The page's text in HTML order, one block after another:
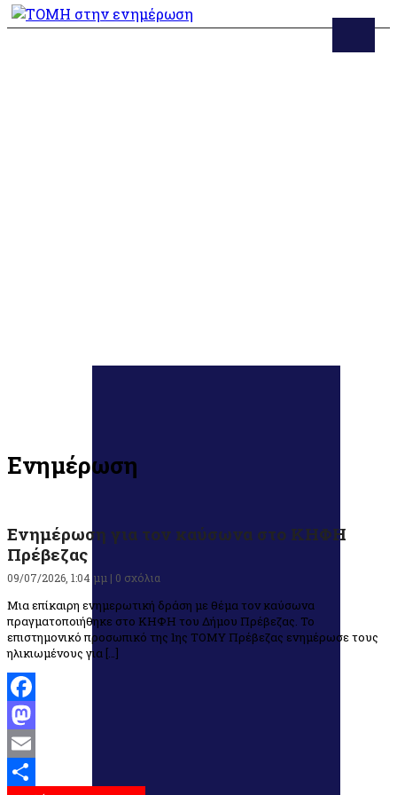
Ενημέρωση
Ενημέρωση για τον καύσωνα στο ΚΗΦΗ
Πρέβεζας
09/07/2026, 1:04 μμ | 0 σχόλια
Μια επίκαιρη ενημερωτική δράση με θέμα τον καύσωνα
πραγματοποιήθηκε στο ΚΗΦΗ του Δήμου Πρέβεζας. Το
επιστημονικό προσωπικό της 1ης ΤΟΜΥ Πρέβεζας ενημέρωσε τους
ηλικιωμένους για […]
Facebook
Mastodon
Email